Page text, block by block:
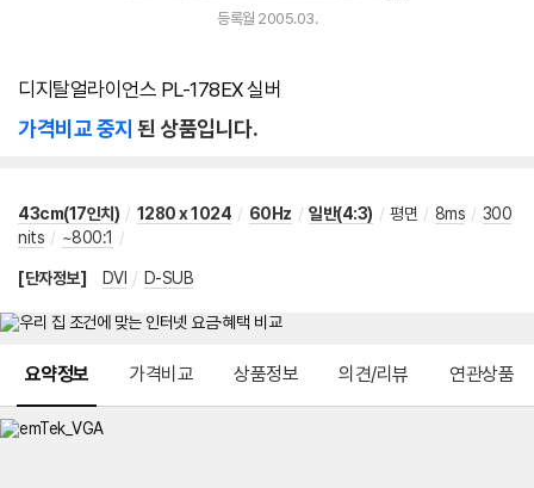
등록월 2005.03.
디지탈얼라이언스 PL-178EX 실버
가격비교 중지 된 상품입니다.
43cm(17인치) / 1280 x 1024 / 60Hz / 일반(4:3) / 평면 / 8ms / 300
nits / ~800:1 /
[단자정보] DVI / D-SUB
요약정보 가격비교 상품정보 의견/리뷰 연관상품